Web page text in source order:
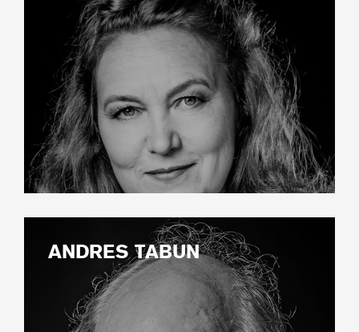
ANDRES TABUN